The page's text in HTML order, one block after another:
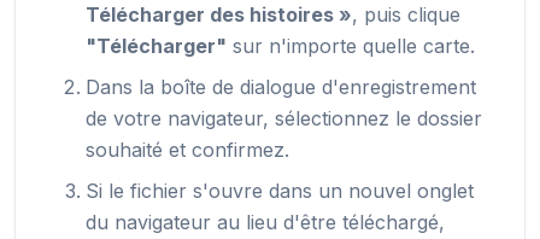
Télécharger des histoires », puis clique
"Télécharger" sur n'importe quelle carte.
Dans la boîte de dialogue d'enregistrement
de votre navigateur, sélectionnez le dossier
souhaité et confirmez.
Si le fichier s'ouvre dans un nouvel onglet
du navigateur au lieu d'être téléchargé,